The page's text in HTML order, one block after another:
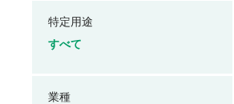
特定用途
すべて
業種